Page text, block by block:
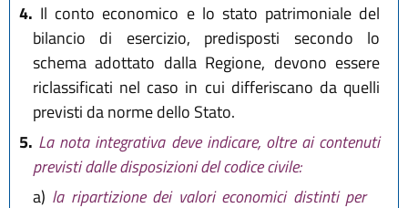
4. Il conto economico e lo stato patrimoniale del
bilancio di esercizio, predisposti secondo lo
schema adottato dalla Regione, devono essere
riclassificati nel caso in cui differiscano da quelli
previsti da norme dello Stato.
5. La nota integrativa deve indicare, oltre ai contenuti
previsti dalle disposizioni del codice civile:
a) la ripartizione dei valori economici distinti per